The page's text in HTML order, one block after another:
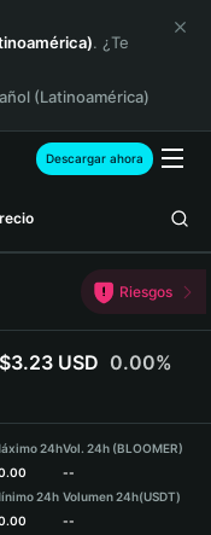
. ¿Te
(Latinoamérica)
Descargar ahora
Riesgos
USD 0.00%
24h
24h
Vol. 24h (BLOOMER)
--
Volumen 24h(USDT)
--